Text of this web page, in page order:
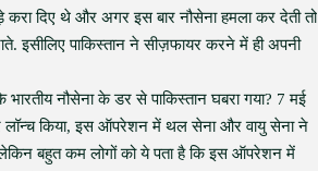
दिए थे और अगर इस बार नौसेना हमला कर देती तो
इसीलिए पाकिस्तान ने सीज़फायर करने में ही अपनी
भारतीय नौसेना के डर से पाकिस्तान घबरा गया? 7 मई
किया, इस ऑपरेशन में थल सेना और वायु सेना ने
लेकिन बहुत कम लोगों को ये पता है कि इस ऑपरेशन में